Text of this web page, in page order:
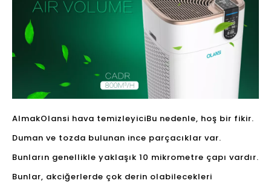
AlmakOlansi hava temizleyiciBu nedenle, hoş bir fikir.
Duman ve tozda bulunan ince parçacıklar var.
Bunların genellikle yaklaşık 10 mikrometre çapı vardır.
Bunlar, akciğerlerde çok derin olabilecekleri